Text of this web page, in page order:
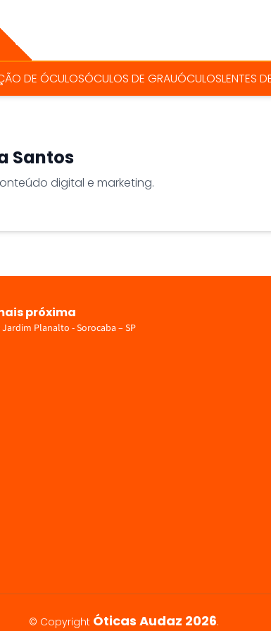
DE ÓCULOSÓCULOS DE GRAUÓCULOSLENTES
Santos
digital e marketing.
próxima
Planalto - Sorocaba – SP
© Copyright Óticas Audaz 2026.